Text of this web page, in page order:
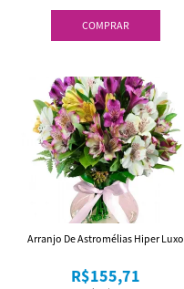
COMPRAR
R$155,71
Arranjo De Astromélias Hiper Luxo